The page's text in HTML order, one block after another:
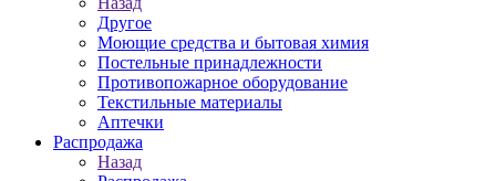
Другое
Моющие средства и бытовая химия
Постельные принадлежности
Противопожарное оборудование
Текстильные материалы
Аптечки
Распродажа
Назад